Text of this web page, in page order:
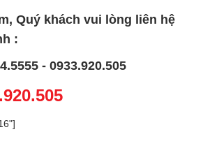
Quý khách vui lòng liên hệ
:
- 0933.920.505